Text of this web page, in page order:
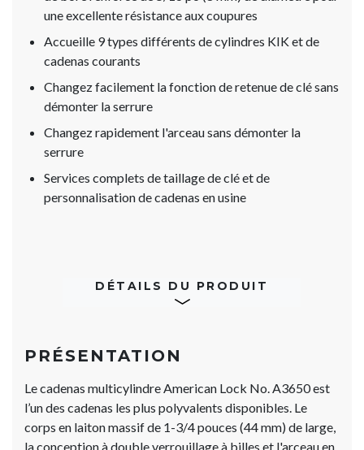
une excellente résistance aux coupures
Accueille 9 types différents de cylindres KIK et de
cadenas courants
Changez facilement la fonction de retenue de clé sans
démonter la serrure
Changez rapidement l'arceau sans démonter la
serrure
Services complets de taillage de clé et de
personnalisation de cadenas en usine
DÉTAILS DU PRODUIT
PRÉSENTATION
Le cadenas multicylindre American Lock No. A3650 est
l’un des cadenas les plus polyvalents disponibles. Le
corps en laiton massif de 1-3/4 pouces (44 mm) de large,
la conception à double verrouillage à billes et l'arceau en